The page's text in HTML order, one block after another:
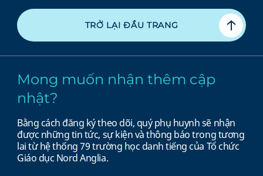
TRỞ LẠI ĐẦU TRANG
Mong muốn nhận thêm cập
nhật?
Bằng cách đăng ký theo dõi, quý phụ huynh sẽ nhận
được những tin tức, sự kiện và thông báo trong tương
lai từ hệ thống 79 trường học danh tiếng của Tổ chức
Giáo dục Nord Anglia.